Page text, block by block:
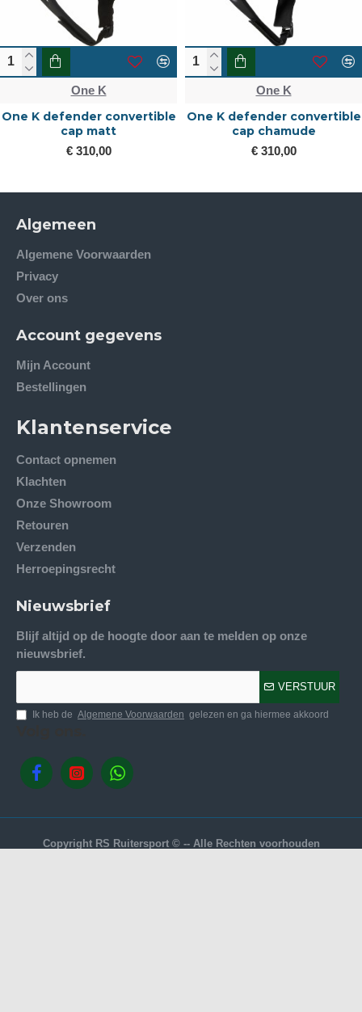
One K
One K defender convertible
cap matt
€ 310,00
One K
One K defender convertible
cap chamude
€ 310,00
Algemeen
Algemene Voorwaarden
Privacy
Over ons
Account gegevens
Mijn Account
Bestellingen
Klantenservice
Contact opnemen
Klachten
Onze Showroom
Retouren
Verzenden
Herroepingsrecht
Nieuwsbrief
Blijf altijd op de hoogte door aan te melden op onze
nieuwsbrief.
VERSTUUR
Ik heb de Algemene Voorwaarden gelezen en ga hiermee akkoord
Copyright RS Ruitersport © -- Alle Rechten voorhouden